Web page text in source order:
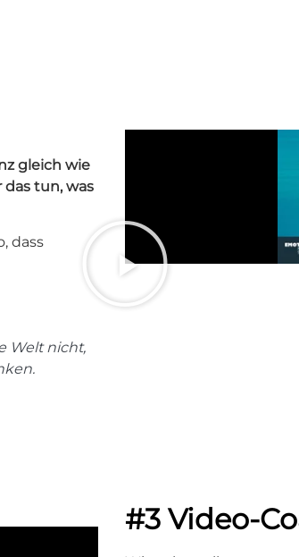
gleich wie
das tun, was
dass
Welt nicht,
#3 Video-